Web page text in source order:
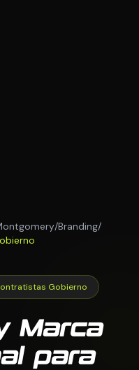
/Branding/
Gobierno
Marca
para